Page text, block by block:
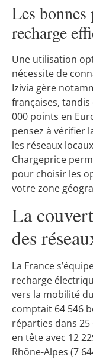
Les
recharge
Une utilisation
nécessite de
Izivia gère
françaises,
000 points en
pensez à vérifier
les réseaux
Chargeprice
pour choisir les
votre zone
La
des
La France
recharge
vers la mobilité
comptait 64 546
réparties dans 25
en tête avec 12
Rhône-Alpes (7